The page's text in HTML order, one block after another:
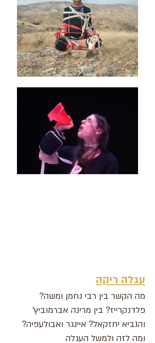
עגלה ריקה
?מה הקשר בין רבי נחמן ומשה
פלדנקרייז? בין מרינה אברמוביץ'
והנביא יחזקאל? איינגר ואבולעפיה?
ומה לזה ולמשל העגלה